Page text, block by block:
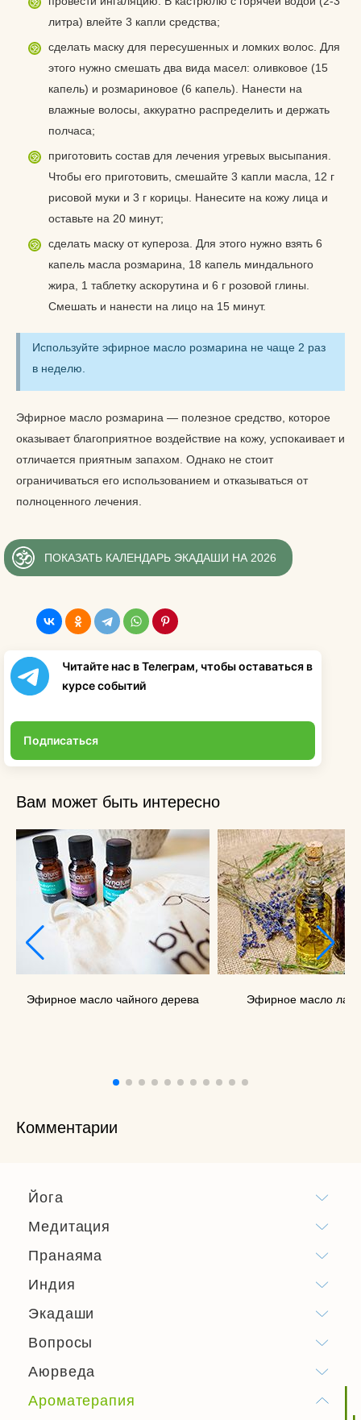
литра) влейте 3 капли средства;
сделать маску для пересушенных и ломких волос. Для
этого нужно смешать два вида масел: оливковое (15
капель) и розмариновое (6 капель). Нанести на
влажные волосы, аккуратно распределить и держать
полчаса;
приготовить состав для лечения угревых высыпания.
Чтобы его приготовить, смешайте 3 капли масла, 12 г
рисовой муки и 3 г корицы. Нанесите на кожу лица и
оставьте на 20 минут;
сделать маску от купероза. Для этого нужно взять 6
капель масла розмарина, 18 капель миндального
жира, 1 таблетку аскорутина и 6 г розовой глины.
Смешать и нанести на лицо на 15 минут.
Используйте эфирное масло розмарина не чаще 2 раз
в неделю.
Эфирное масло розмарина — полезное средство, которое
оказывает благоприятное воздействие на кожу, успокаивает и
отличается приятным запахом. Однако не стоит
ограничиваться его использованием и отказываться от
полноценного лечения.
ПОКАЗАТЬ КАЛЕНДАРЬ ЭКАДАШИ НА 2026
Читайте нас в Телеграм, чтобы оставаться в
курсе событий
Подписаться
Вам может быть интересно
Эфирное масло чайного дерева Эфирное масло
Комментарии
Йога
Медитация
Пранаяма
Индия
Экадаши
Вопросы
Аюрведа
Ароматерапия